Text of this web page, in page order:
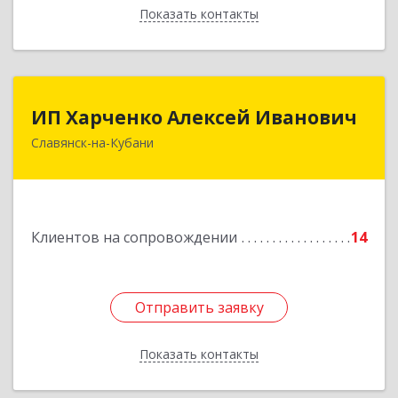
Показать контакты
Назад
ИП Харченко Алексей Иванович
Славянск-на-Кубани
Клиентов на сопровождении 14
Отправить заявку
Показать контакты
ИП Харченко Алексей Иванович
353 579, Краснодарский край, ст.Петровская,
Отправить заявку
Назад